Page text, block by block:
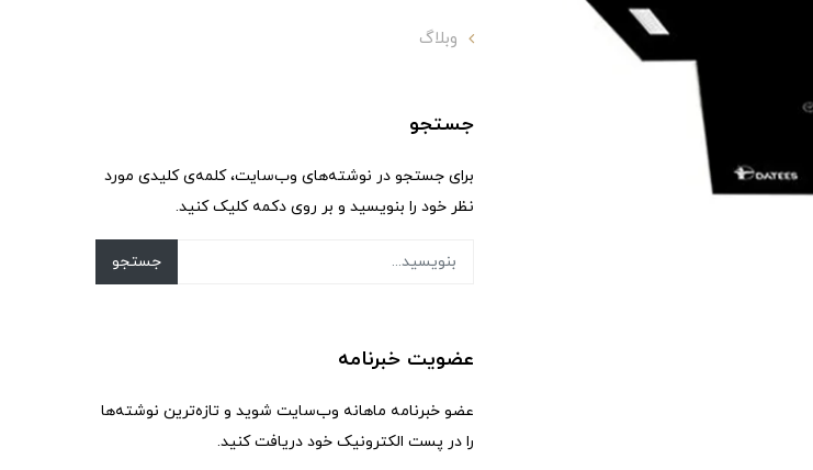
وبلاگ
جستجو
برای جستجو در نوشته‌های وب‌سایت، کلمه‌ی کلیدی مورد
نظر خود را بنویسید و بر روی دکمه کلیک کنید.
جستجو
عضویت خبرنامه
عضو خبرنامه ماهانه وب‌سایت شوید و تازه‌ترین نوشته‌ها
را در پست الکترونیک خود دریافت کنید.